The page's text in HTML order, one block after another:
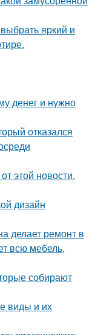
яркий и
денег и нужно
отказался
этой новости.
дизайн
делает ремонт в
всю мебель,
собирают
виды и их